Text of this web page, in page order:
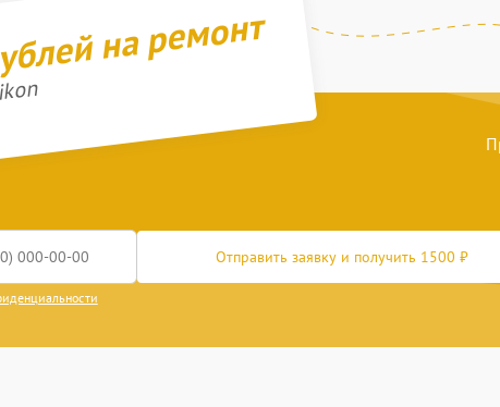
на ремонт
Отправить заявку и получить 1500 ₽